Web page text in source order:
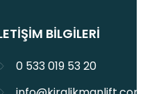
BILGILERI
0 533 019 53 20